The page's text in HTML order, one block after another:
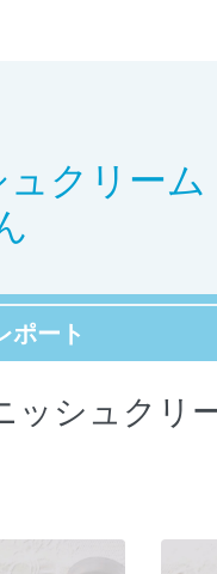
クリーム
ポート
ッシュクリ